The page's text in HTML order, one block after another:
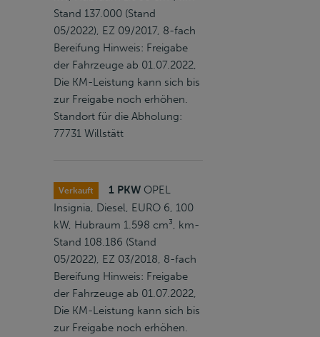
Stand 137.000 (Stand
05/2022), EZ 09/2017, 8-fach
Bereifung Hinweis: Freigabe
der Fahrzeuge ab 01.07.2022,
Die KM-Leistung kann sich bis
zur Freigabe noch erhöhen.
Standort für die Abholung:
77731 Willstätt
Verkauft 1 PKW OPEL
Insignia, Diesel, EURO 6, 100
kW, Hubraum 1.598 cm³, km-
Stand 108.186 (Stand
05/2022), EZ 03/2018, 8-fach
Bereifung Hinweis: Freigabe
der Fahrzeuge ab 01.07.2022,
Die KM-Leistung kann sich bis
zur Freigabe noch erhöhen.